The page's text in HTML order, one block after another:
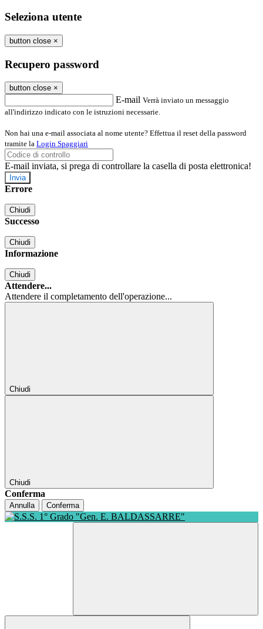
Seleziona utente
button close ×
Recupero password
button close ×
E-mail Verrà inviato un messaggio
all'indirizzo indicato con le istruzioni necessarie.
Non hai una e-mail associata al nome utente? Effettua il reset della password
tramite la Login Spaggiari
E-mail inviata, si prega di controllare la casella di posta elettronica!
Errore
Chiudi
Successo
Chiudi
Informazione
Chiudi
Attendere...
Attendere il completamento dell'operazione...
Chiudi
Chiudi
Conferma
Annulla Conferma